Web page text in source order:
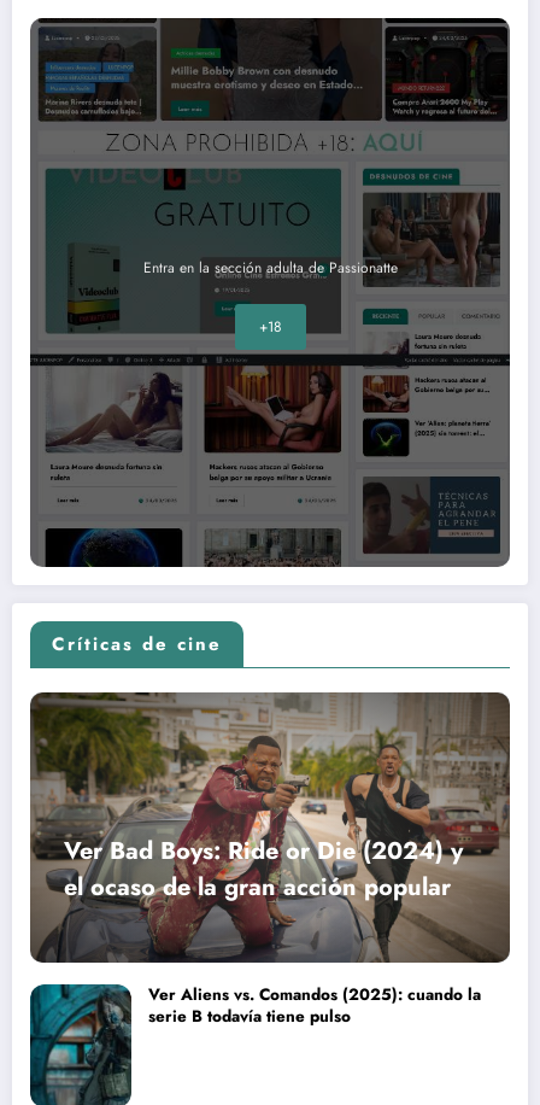
Entra en la sección adulta de Passionatte
+18
Críticas de cine
Ver Bad Boys: Ride or Die (2024) y
el ocaso de la gran acción popular
Ver Aliens vs. Comandos (2025): cuando la
serie B todavía tiene pulso